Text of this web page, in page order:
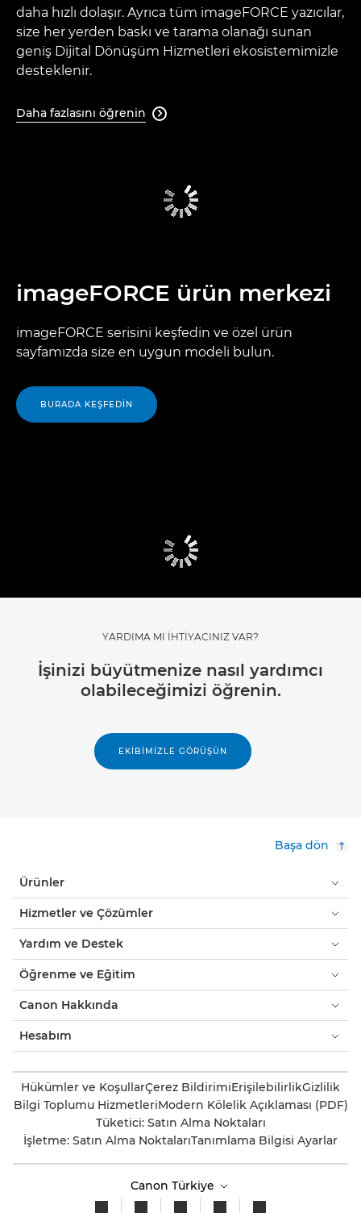
daha hızlı dolaşır. Ayrıca tüm imageFORCE yazıcılar,
size her yerden baskı ve tarama olanağı sunan
geniş Dijital Dönüşüm Hizmetleri ekosistemimizle
desteklenir.
Daha fazlasını öğrenin 
imageFORCE ürün merkezi
imageFORCE serisini keşfedin ve özel ürün
sayfamızda size en uygun modeli bulun.
BURADA KEŞFEDIN
YARDIMA MI İHTİYACINIZ VAR?
İşinizi büyütmenize nasıl yardımcı
olabileceğimizi öğrenin.
EKIBIMIZLE GÖRÜŞÜN
Başa dön
Ürünler
Hizmetler ve Çözümler
Yardım ve Destek
Öğrenme ve Eğitim
Canon Hakkında
Hesabım
Hükümler ve KoşullarÇerez BildirimiErişilebilirlikGizlilik
Bilgi Toplumu HizmetleriModern Kölelik Açıklaması (PDF)
Tüketici: Satın Alma Noktaları
İşletme: Satın Alma NoktalarıTanımlama Bilgisi Ayarlar
Canon Türkiye